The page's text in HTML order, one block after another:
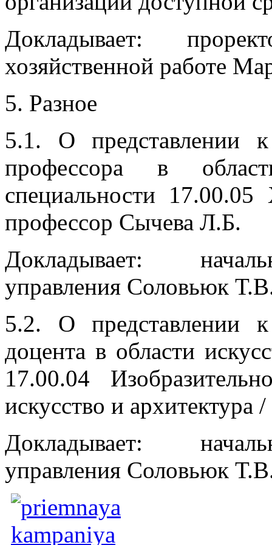
Докладывает:
хозяйственной работе
5. Разное
5.1. О представлении
профессора в
специальности 17.00.05
профессор Сычева Л.Б.
Докладывает:
управления Соловьюк
5.2. О представлении
доцента в области
17.00.04
искусство и
Докладывает:
управления Соловьюк